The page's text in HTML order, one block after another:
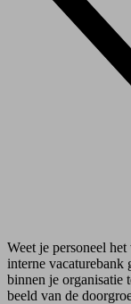
Weet je personeel
interne vacaturebank
binnen je organisatie
beeld van de